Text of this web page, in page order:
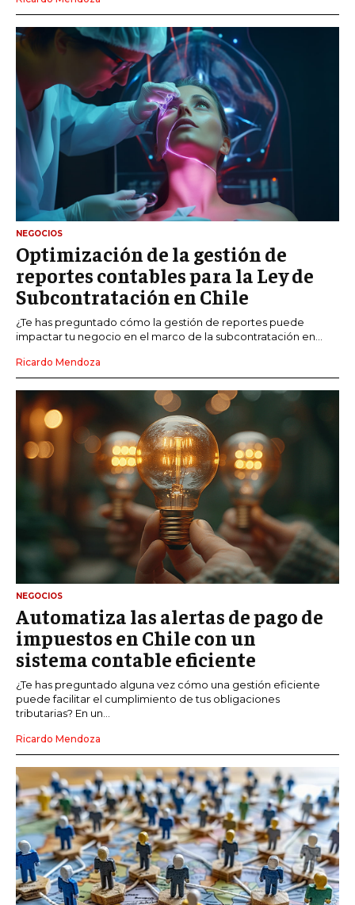
NEGOCIOS
Optimización de la gestión de
reportes contables para la Ley de
Subcontratación en Chile
¿Te has preguntado cómo la gestión de reportes puede
impactar tu negocio en el marco de la subcontratación en...
Ricardo Mendoza
NEGOCIOS
Automatiza las alertas de pago de
impuestos en Chile con un
sistema contable eficiente
¿Te has preguntado alguna vez cómo una gestión eficiente
puede facilitar el cumplimiento de tus obligaciones
tributarias? En un...
Ricardo Mendoza